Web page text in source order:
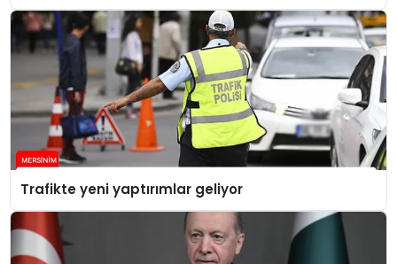
Trafikte yeni yaptırımlar geliyor